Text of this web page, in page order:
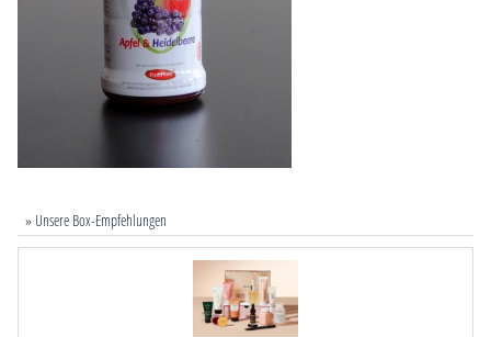
» Unsere Box-Empfehlungen